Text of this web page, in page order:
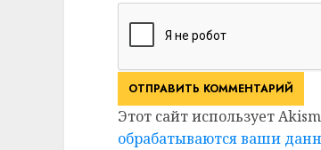
Этот сайт использует
обрабатываются ваши